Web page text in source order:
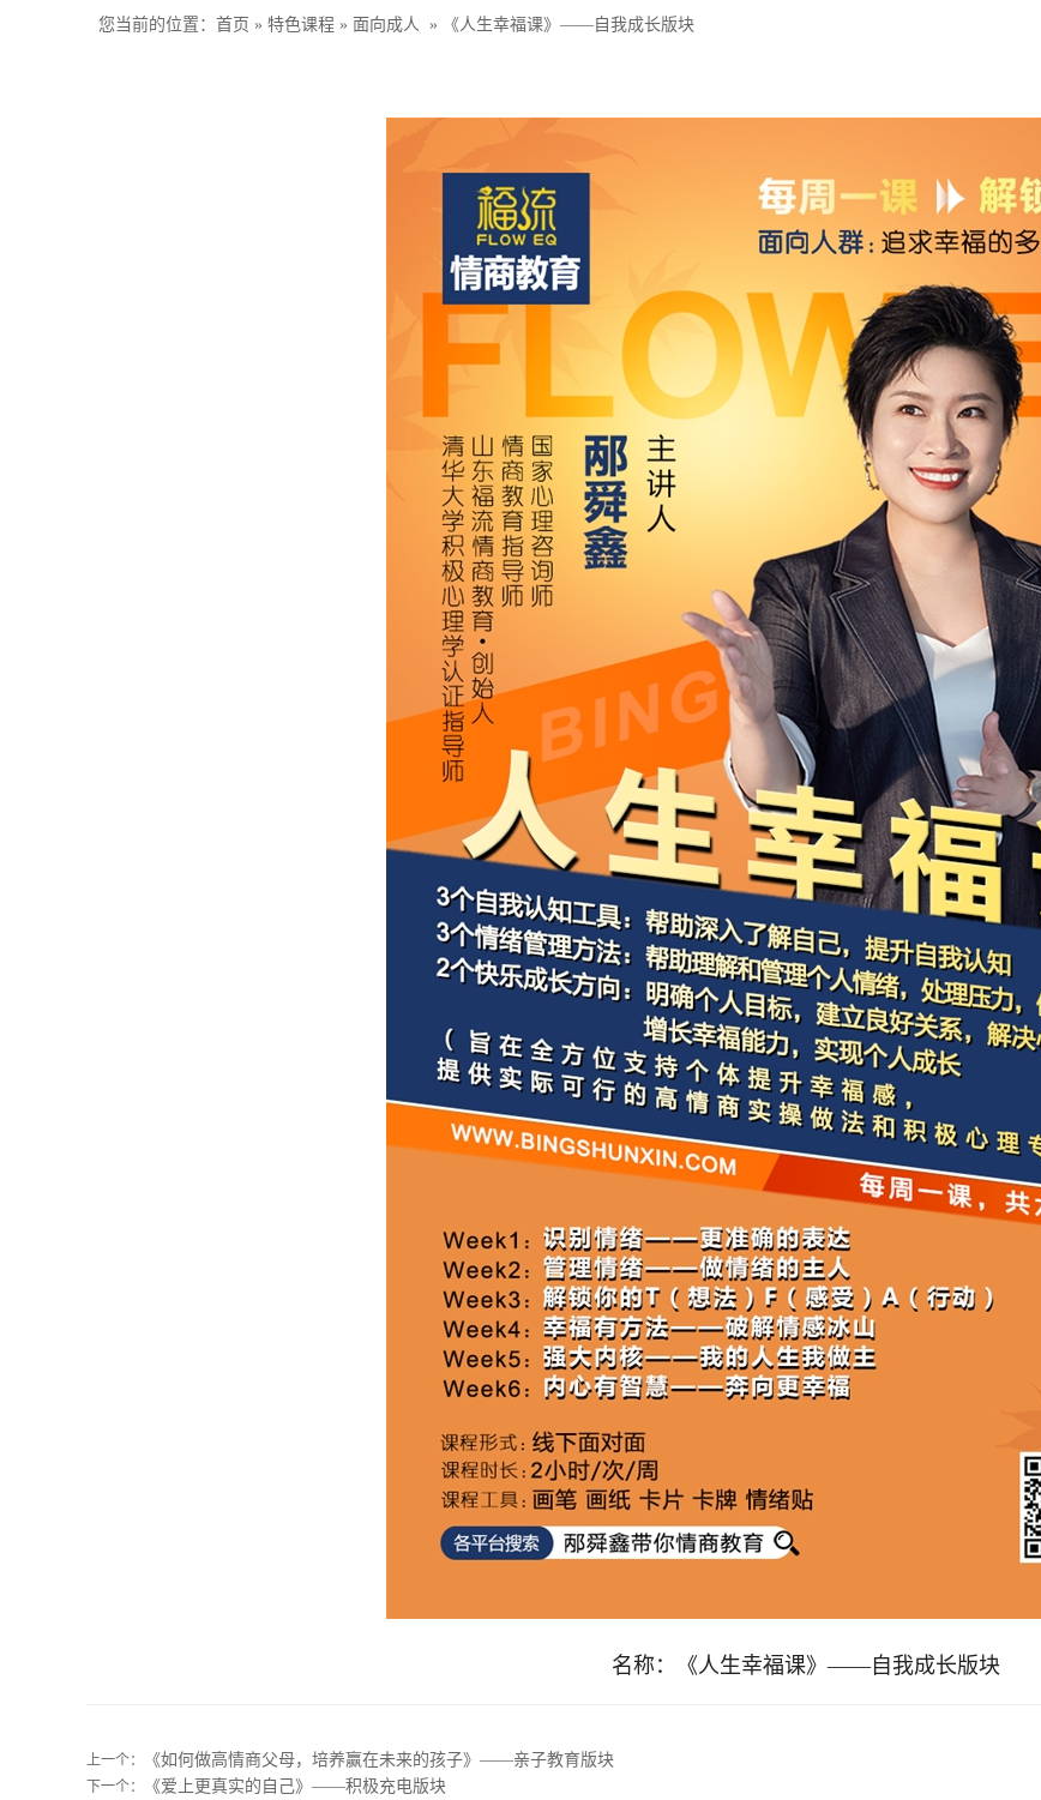
您当前的位置： 首页 » 特色课程 » 面向成人 » 《人生幸福课》——自我成长版块
名称： 《人生幸福课》——自我成长版块
上一个： 《如何做高情商父母，培养赢在未来的孩子》——亲子教育版块
下一个： 《爱上更真实的自己》——积极充电版块